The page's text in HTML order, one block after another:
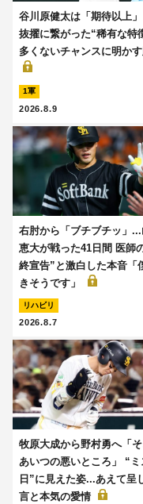
谷川原健太は「期待以上
抜擢に繋がった“稀有な特
多くないチャンスに明か
1軍
2026.8.9
右肘から「ブチブチッ」
恵大が戦った41日間 医師
終宣告”と激白した本音「
きそうです」
リハビリ
2026.8.7
牧原大成から野村勇へ「
あいつの悪いところ」 “ミ
日”に見えた姿...あえて呈
言と本気の愛情